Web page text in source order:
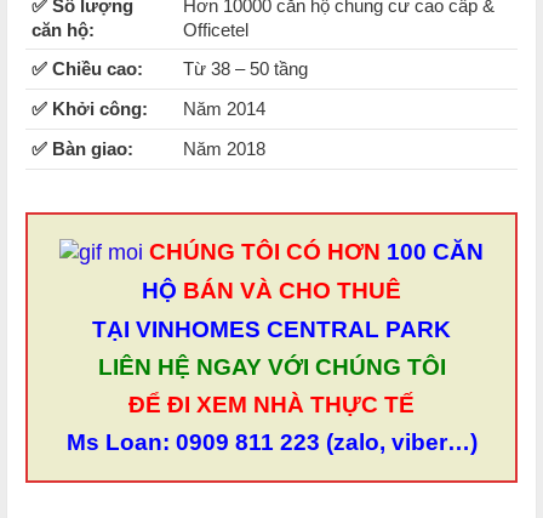
✅ Số lượng
căn hộ:
Hơn 10000 căn hộ chung cư cao cấp &
Officetel
✅ Chiều cao:
Từ 38 – 50 tầng
✅ Khởi công:
Năm 2014
✅ Bàn giao:
Năm 2018
CHÚNG TÔI CÓ HƠN 100 CĂN
HỘ BÁN VÀ CHO THUÊ
TẠI VINHOMES CENTRAL PARK
LIÊN HỆ NGAY VỚI CHÚNG TÔI
ĐỂ ĐI XEM NHÀ THỰC TẾ
Ms Loan: 0909 811 223 (zalo, viber…)